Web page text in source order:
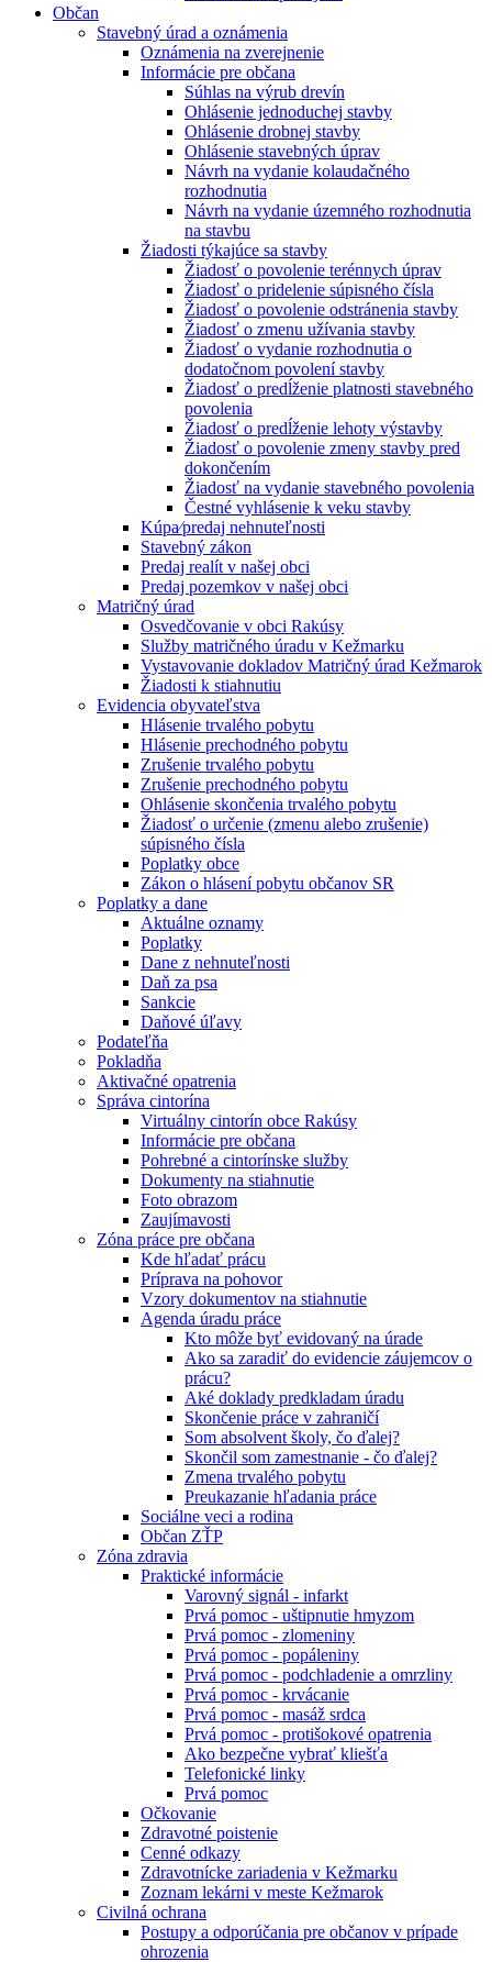
Občan
Stavebný úrad a oznámenia
Oznámenia na zverejnenie
Informácie pre občana
Súhlas na výrub drevín
Ohlásenie jednoduchej stavby
Ohlásenie drobnej stavby
Ohlásenie stavebných úprav
Návrh na vydanie kolaudačného
rozhodnutia
Návrh na vydanie územného rozhodnutia
na stavbu
Žiadosti týkajúce sa stavby
Žiadosť o povolenie terénnych úprav
Žiadosť o pridelenie súpisného čísla
Žiadosť o povolenie odstránenia stavby
Žiadosť o zmenu užívania stavby
Žiadosť o vydanie rozhodnutia o
dodatočnom povolení stavby
Žiadosť o predĺženie platnosti stavebného
povolenia
Žiadosť o predĺženie lehoty výstavby
Žiadosť o povolenie zmeny stavby pred
dokončením
Žiadosť na vydanie stavebného povolenia
Čestné vyhlásenie k veku stavby
Kúpa⁄predaj nehnuteľnosti
Stavebný zákon
Predaj realít v našej obci
Predaj pozemkov v našej obci
Matričný úrad
Osvedčovanie v obci Rakúsy
Služby matričného úradu v Kežmarku
Vystavovanie dokladov Matričný úrad Kežmarok
Žiadosti k stiahnutiu
Evidencia obyvateľstva
Hlásenie trvalého pobytu
Hlásenie prechodného pobytu
Zrušenie trvalého pobytu
Zrušenie prechodného pobytu
Ohlásenie skončenia trvalého pobytu
Žiadosť o určenie (zmenu alebo zrušenie)
súpisného čísla
Poplatky obce
Zákon o hlásení pobytu občanov SR
Poplatky a dane
Aktuálne oznamy
Poplatky
Dane z nehnuteľnosti
Daň za psa
Sankcie
Daňové úľavy
Podateľňa
Pokladňa
Aktivačné opatrenia
Správa cintorína
Virtuálny cintorín obce Rakúsy
Informácie pre občana
Pohrebné a cintorínske služby
Dokumenty na stiahnutie
Foto obrazom
Zaujímavosti
Zóna práce pre občana
Kde hľadať prácu
Príprava na pohovor
Vzory dokumentov na stiahnutie
Agenda úradu práce
Kto môže byť evidovaný na úrade
Ako sa zaradiť do evidencie záujemcov o
prácu?
Aké doklady predkladam úradu
Skončenie práce v zahraničí
Som absolvent školy, čo ďalej?
Skončil som zamestnanie - čo ďalej?
Zmena trvalého pobytu
Preukazanie hľadania práce
Sociálne veci a rodina
Občan ZŤP
Zóna zdravia
Praktické informácie
Varovný signál - infarkt
Prvá pomoc - uštipnutie hmyzom
Prvá pomoc - zlomeniny
Prvá pomoc - popáleniny
Prvá pomoc - podchladenie a omrzliny
Prvá pomoc - krvácanie
Prvá pomoc - masáž srdca
Prvá pomoc - protišokové opatrenia
Ako bezpečne vybrať kliešťa
Telefonické linky
Prvá pomoc
Očkovanie
Zdravotné poistenie
Cenné odkazy
Zdravotnícke zariadenia v Kežmarku
Zoznam lekárni v meste Kežmarok
Civilná ochrana
Postupy a odporúčania pre občanov v prípade
ohrozenia